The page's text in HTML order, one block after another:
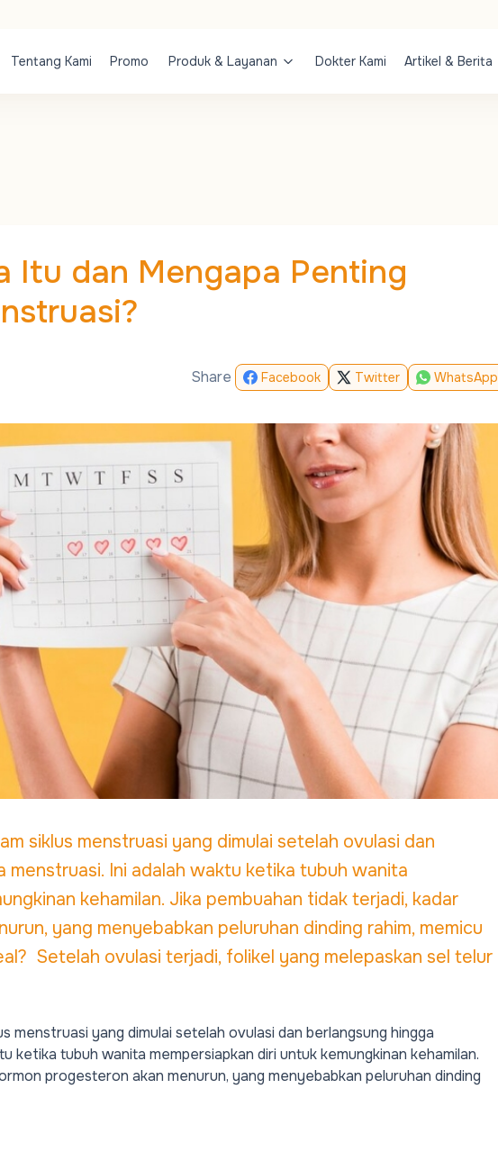
Tentang Kami Promo Produk & Layanan Dokter Kami Artikel & Berita
Itu dan Mengapa Penting
Share Facebook Twitter WhatsApp
siklus menstruasi yang dimulai setelah ovulasi dan
menstruasi. Ini adalah waktu ketika tubuh wanita
kehamilan. Jika pembuahan tidak terjadi, kadar
yang menyebabkan peluruhan dinding rahim, memicu
Setelah ovulasi terjadi, folikel yang melepaskan sel telur
menstruasi yang dimulai setelah ovulasi dan berlangsung hingga
ketika tubuh wanita mempersiapkan diri untuk kemungkinan kehamilan.
progesteron akan menurun, yang menyebabkan peluruhan dinding